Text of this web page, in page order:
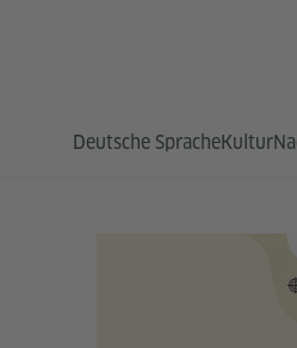
Deutsche SpracheKultur